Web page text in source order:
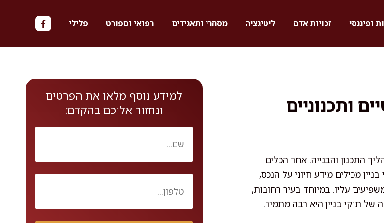
ופיננסי זכויות אדם ליטיגציה מסחרי ותאגידים רפואי וספורט פלילי
ותכנוניים
התכנון והבנייה. אחד הכלים
מכילים מידע חיוני על הנכס,
עליו. במיוחד בעיר רחובות,
תיקי בניין היא רבה מתמיד.
למידע נוסף מלאו את הפרטים
ונחזור אליכם בהקדם: